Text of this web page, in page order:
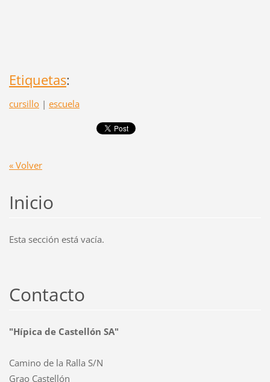
Etiquetas:
cursillo | escuela
« Volver
Inicio
Esta sección está vacía.
Contacto
"Hípica de Castellón SA"
Camino de la Ralla S/N
Grao Castellón